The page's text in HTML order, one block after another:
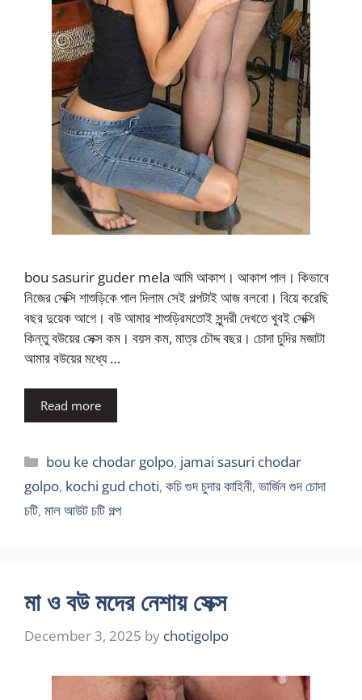
bou sasurir guder mela আমি আকাশ। আকাশ পাল। কিভাবে
নিজের সেক্সি শাশুড়িকে পাল দিলাম সেই গল্পটাই আজ বলবো। বিয়ে করেছি
বছর দুয়েক আগে। বউ আমার শাশুড়িরমতোই সুন্দরী দেখতে খুবই সেক্সি
কিন্তু বউয়ের সেক্স কম। বয়স কম, মাত্র চৌদ্দ বছর। চোদা চুদির মজাটা
আমার বউয়ের মধ্যে …
Read more
Categories
bou ke chodar golpo, jamai sasuri chodar
golpo, kochi gud choti, কচি গুদ চুদার কাহিনী, ভার্জিন গুদ চোদা
চটি, মাল আউট চটি গল্প
মা ও বউ মদের নেশায় সেক্স
December 3, 2025 by chotigolpo